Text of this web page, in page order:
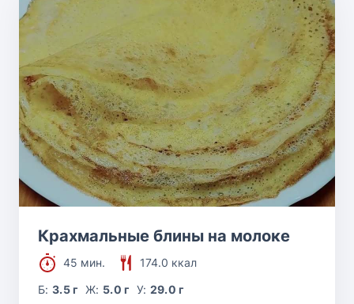
Крахмальные блины на молоке
45 мин.
174.0 ккал
Б:3.5 г Ж: 5.0 г У: 29.0 г